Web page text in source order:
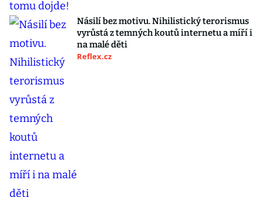
Násilí bez motivu. Nihilistický terorismus
vyrůstá z temných koutů internetu a míří i
na malé děti
Reflex.cz